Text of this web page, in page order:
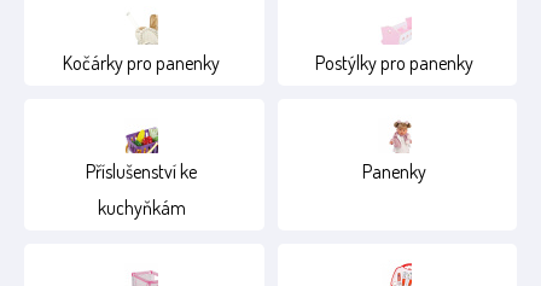
Věk
12+
15+
Kočárky pro panenky Postýlky pro panenky
Příslušenství ke
kuchyňkám
Panenky